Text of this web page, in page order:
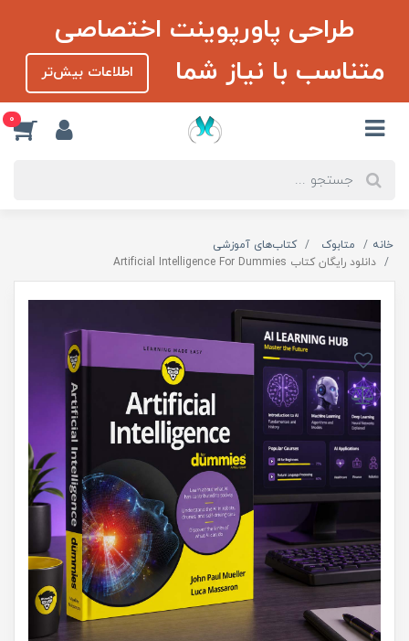
طراحی پاورپوینت اختصاصی
متناسب با نیاز شما
اطلاعات بیش‌تر
0
خانه متابوک
کتاب‌های آموزشی
دانلود رایگان کتاب Artificial Intelligence For Dummies